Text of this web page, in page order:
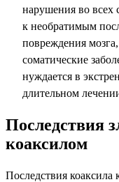
нарушения во всех
к необратимым
повреждения
соматические
нуждается в
длительном
Последствия
коаксилом
Последствия коаксила